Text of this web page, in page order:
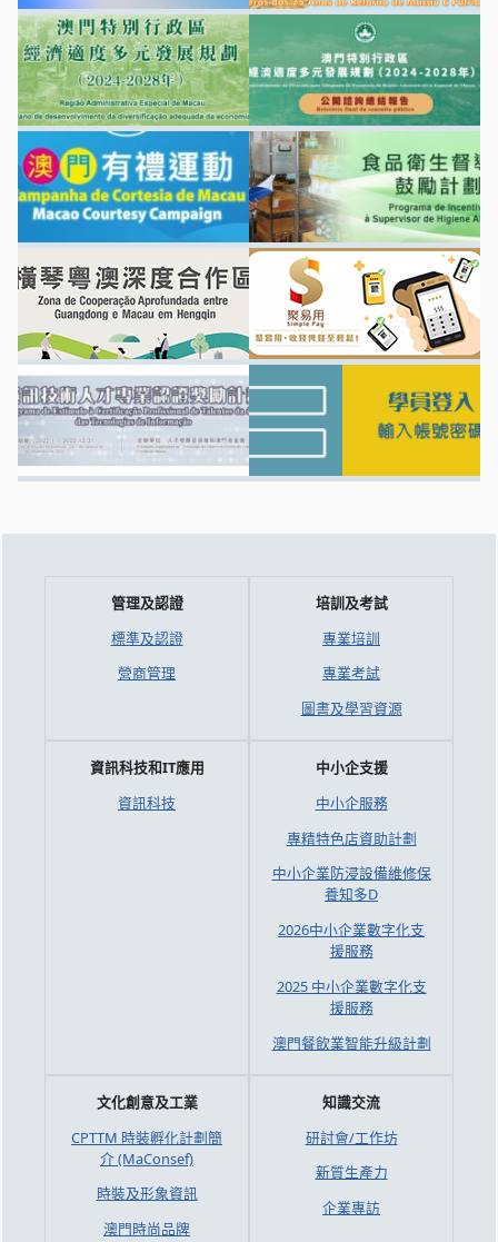
管理及認證
標準及認證
營商管理
培訓及考試
專業培訓
專業考試
圖書及學習資源
資訊科技和IT應用
資訊科技
中小企支援
中小企服務
專精特色店資助計劃
中小企業防浸設備維修保
養知多D
2026中小企業數字化支
援服務
2025 中小企業數字化支
援服務
澳門餐飲業智能升級計劃
文化創意及工業
CPTTM 時裝孵化計劃簡
介 (MaConsef)
時裝及形象資訊
澳門時尚品牌
知識交流
研討會/工作坊
新質生產力
企業專訪